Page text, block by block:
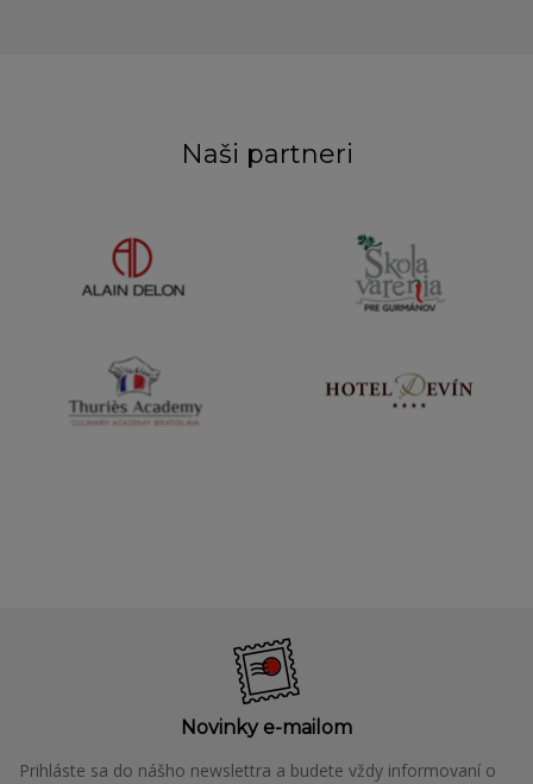
Naši partneri
Novinky e-mailom
Prihláste sa do nášho newslettra a budete vždy informovaní o